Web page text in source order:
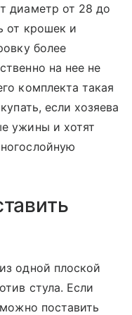
диаметр от 28 до
от крошек и
более
на нее не
комплекта такая
если хозяева
ужины и хотят
одной плоской
стула. Если
поставить